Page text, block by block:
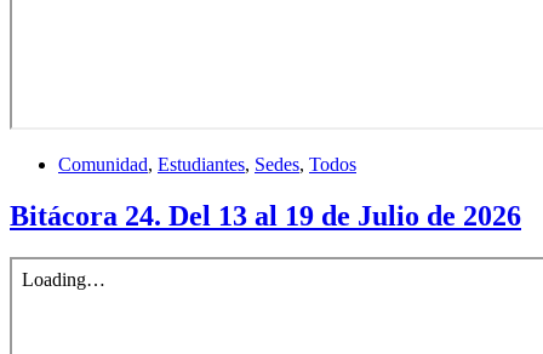
Comunidad, Estudiantes, Sedes, Todos
Bitácora 24. Del 13 al 19 de Julio de 2026